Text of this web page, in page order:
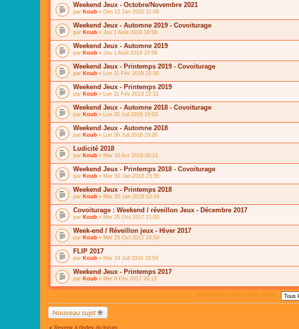
Weekend Jeux - Octobre/Novembre 2021
par Koub » Dim 12 Jan 2020 11:09
Weekend Jeux - Automne 2019 - Covoiturage
par Koub » Jeu 1 Août 2019 19:58
Weekend Jeux - Automne 2019
par Koub » Jeu 1 Août 2019 19:58
Weekend Jeux - Printemps 2019 - Covoiturage
par Koub » Lun 11 Fév 2019 22:30
Weekend Jeux - Printemps 2019
par Koub » Lun 11 Fév 2019 22:31
Weekend Jeux - Automne 2018 - Covoiturage
par Koub » Lun 30 Juil 2018 19:03
Weekend Jeux - Automne 2018
par Koub » Lun 30 Juil 2018 19:05
Ludicité 2018
par Koub » Mar 10 Avr 2018 00:21
Weekend Jeux - Printemps 2018 - Covoiturage
par Koub » Mar 30 Jan 2018 23:35
Weekend Jeux - Printemps 2018
par Koub » Mar 30 Jan 2018 23:34
Covoiturage : Weekend / réveillon Jeux - Décembre 2017
par Koub » Mer 25 Oct 2017 21:00
Week-end / Réveillon jeux - Hiver 2017
par Koub » Mer 25 Oct 2017 20:59
FLIP 2017
par Koub » Mar 19 Juil 2016 18:59
Weekend Jeux - Printemps 2017
par Koub » Mer 8 Fév 2017 20:13
Afficher les sujets publiés depuis :
Nouveau sujet
Revenir à l’index du forum